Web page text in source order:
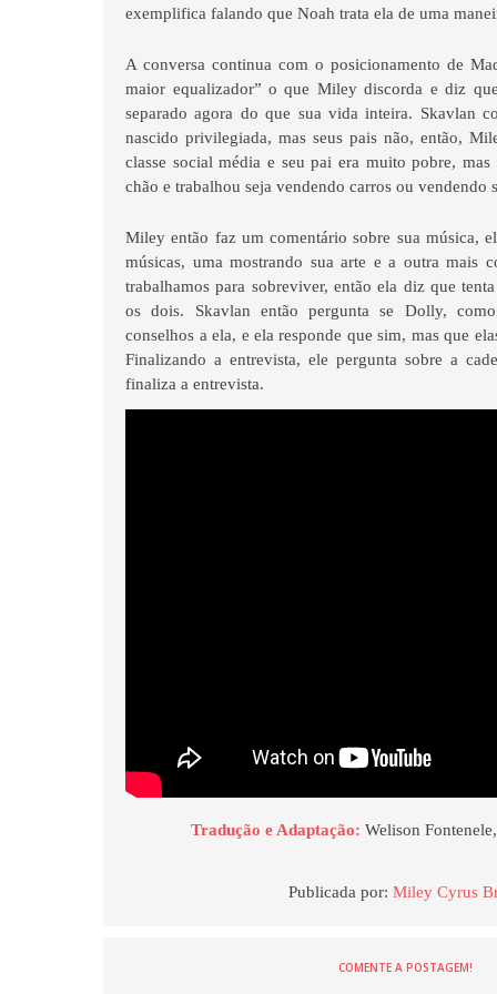
exemplifica falando que Noah trata ela de uma
A conversa continua com o posicionamento de
maior equalizador” o que Miley discorda e diz
separado agora do que sua vida inteira. Skavlan
nascido privilegiada, mas seus pais não, então,
classe social média e seu pai era muito pobre,
chão e trabalhou seja vendendo carros ou vendendo
Miley então faz um comentário sobre sua música,
músicas, uma mostrando sua arte e a outra mais
trabalhamos para sobreviver, então ela diz que
os dois. Skavlan então pergunta se Dolly,
conselhos a ela, e ela responde que sim, mas que
Finalizando a entrevista, ele pergunta sobre a
finaliza a entrevista.
Tradução e Adaptação: Welison
Publicada por:Miley Cyrus
COMENTE A POSTAGEM!